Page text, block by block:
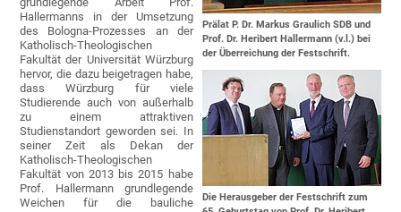
Prälat P. Dr. Markus Graulich SDB und
Prof. Dr. Heribert Hallermann (v.l.) bei
der Überreichung der Festschrift.
Die Herausgeber der Festschrift zum
Hallermanns in der Umsetzung
des Bologna-Prozesses an der
Katholisch-Theologischen
Fakultät der Universität Würzburg
hervor, die dazu beigetragen habe,
dass Würzburg für viele
Studierende auch von außerhalb
zu einem attraktiven
Studienstandort geworden sei. In
seiner Zeit als Dekan der
Katholisch-Theologischen
Fakultät von 2013 bis 2015 habe
Prof. Hallermann grundlegende
Weichen für die bauliche